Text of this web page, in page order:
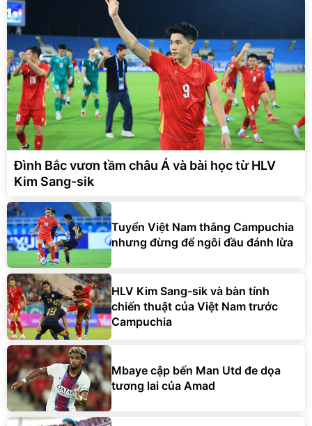
Đình Bắc vươn tầm châu Á và bài học từ HLV
Kim Sang-sik
Tuyển Việt Nam thắng Campuchia
nhưng đừng để ngôi đầu đánh lừa
HLV Kim Sang-sik và bàn tính
chiến thuật của Việt Nam trước
Campuchia
Mbaye cập bến Man Utd đe dọa
tương lai của Amad